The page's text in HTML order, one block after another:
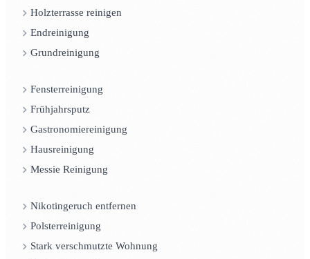
Holzterrasse reinigen
Endreinigung
Grundreinigung
Fensterreinigung
Frühjahrsputz
Gastronomiereinigung
Hausreinigung
Messie Reinigung
Nikotingeruch entfernen
Polsterreinigung
Stark verschmutzte Wohnung